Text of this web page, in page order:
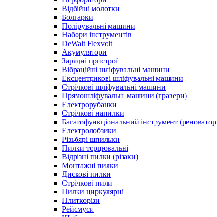
Відбійні молотки
Болгарки
Полірувальні машини
Набори інструментів
DeWalt Flexvolt
Акумулятори
Зарядні пристрої
Вібраційні шліфувальні машини
Ексцентрикові шліфувальні машини
Стрічкові шліфувальні машини
Прямошліфувальні машини (гравери)
Електрорубанки
Стрічкові напилки
Багатофункціональний інструмент
Електролобзики
Різьбярі шпильки
Пилки торцювальні
Відрізні пилки (різаки)
Монтажні пилки
Дискові пилки
Стрічкові пили
Пилки циркулярні
Плиткорізи
Рейсмуси